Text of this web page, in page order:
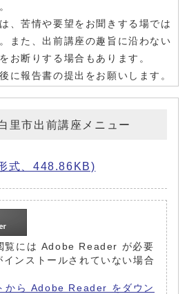
、苦情や要望をお聞きする場では
また、出前講座の趣旨に沿わない
お断りする場合もあります。
に報告書の提出をお願いします。
里市出前講座メニュー
式、448.86KB)
覧には Adobe Reader が必要
インストールされていない場合
から Adobe Reader をダウン